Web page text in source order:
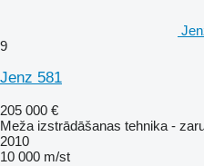
9
Jenz 581
205 000 €
Meža izstrādāšanas tehnika -
2010
10 000 m/st